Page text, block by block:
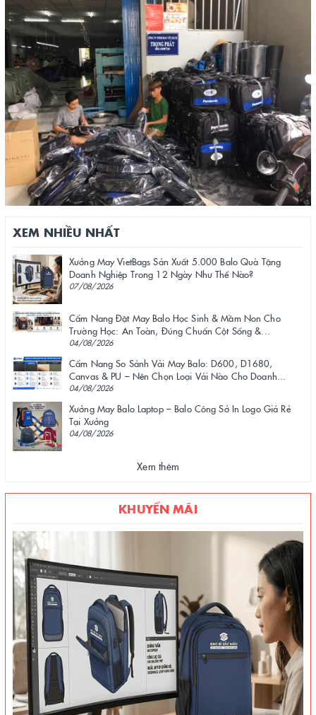
XEM NHIỀU NHẤT
Xưởng May VietBags Sản Xuất 5.000 Balo Quà Tặng
Doanh Nghiệp Trong 12 Ngày Như Thế Nào?
07/08/2026
Cẩm Nang Đặt May Balo Học Sinh & Mầm Non Cho
Trường Học: An Toàn, Đúng Chuẩn Cột Sống &...
04/08/2026
Cẩm Nang So Sánh Vải May Balo: D600, D1680,
Canvas & PU – Nên Chọn Loại Vải Nào Cho Doanh...
04/08/2026
Xưởng May Balo Laptop – Balo Công Sở In Logo Giá Rẻ
Tại Xưởng
04/08/2026
Xem thêm
KHUYẾN MÃI